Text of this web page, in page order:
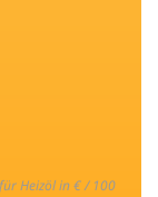
Heizöl in € / 100